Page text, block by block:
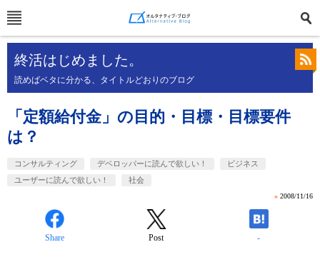
終活はじめました。
読めばベタに分かる、タイトルどおりのブログ
「定額給付金」の目的・目標・目標要件
は？
コンサルティング デベロッパーに読んで欲しい！
ビジネス
ユーザーに読んで欲しい！
社会
» 2008/11/16
Share Post -